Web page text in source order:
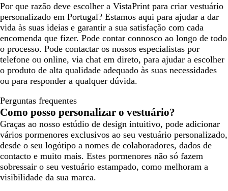
Por que razão deve escolher a VistaPrint para criar vestuário
personalizado em Portugal? Estamos aqui para ajudar a dar
vida às suas ideias e garantir a sua satisfação com cada
encomenda que fizer. Pode contar connosco ao longo de todo
o processo. Pode contactar os nossos especialistas por
telefone ou online, via chat em direto, para ajudar a escolher
o produto de alta qualidade adequado às suas necessidades
ou para responder a qualquer dúvida.
Perguntas frequentes
Como posso personalizar o vestuário?
Graças ao nosso estúdio de design intuitivo, pode adicionar
vários pormenores exclusivos ao seu vestuário personalizado,
desde o seu logótipo a nomes de colaboradores, dados de
contacto e muito mais. Estes pormenores não só fazem
sobressair o seu vestuário estampado, como melhoram a
visibilidade da sua marca.